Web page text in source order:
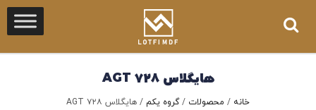
هایگلاس ۷۲۸ AGT
خانه / محصولات /گروه یکم / هایگلاس ۷۲۸ AGT